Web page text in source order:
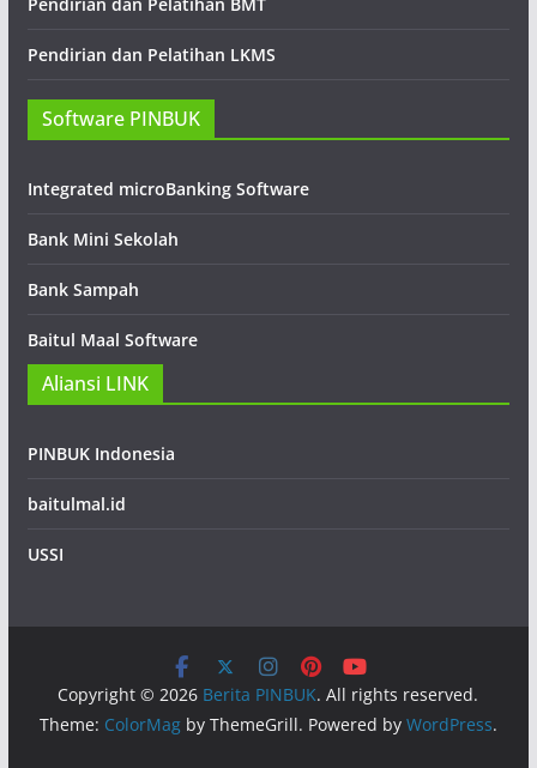
Pendirian dan Pelatihan LKMS
Software PINBUK
Integrated microBanking Software
Bank Mini Sekolah
Bank Sampah
Baitul Maal Software
Aliansi LINK
PINBUK Indonesia
baitulmal.id
USSI
Copyright © 2026 Berita PINBUK. All rights reserved.
Theme: ColorMagby ThemeGrill. Powered by WordPress.